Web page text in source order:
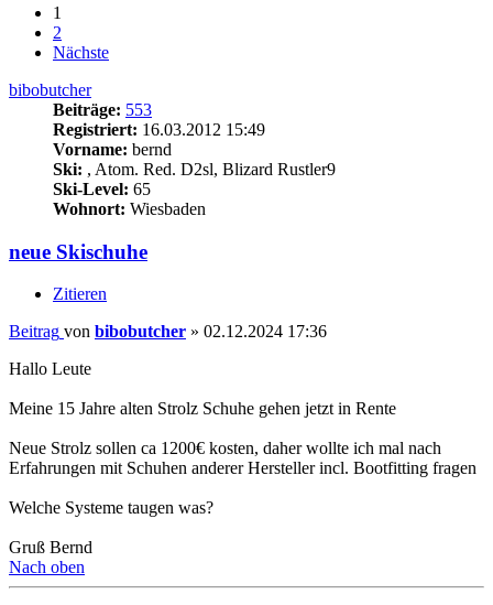
1
2
Nächste
bibobutcher
Beiträge: 553
Registriert: 16.03.2012 15:49
Vorname: bernd
Ski: , Atom. Red. D2sl, Blizard Rustler9
Ski-Level: 65
Wohnort: Wiesbaden
neue Skischuhe
Zitieren
Beitrag von bibobutcher » 02.12.2024 17:36
Hallo Leute
Meine 15 Jahre alten Strolz Schuhe gehen jetzt in Rente
Neue Strolz sollen ca 1200€ kosten, daher wollte ich mal nach
Erfahrungen mit Schuhen anderer Hersteller incl. Bootfitting fragen
Welche Systeme taugen was?
Gruß Bernd
Nach oben